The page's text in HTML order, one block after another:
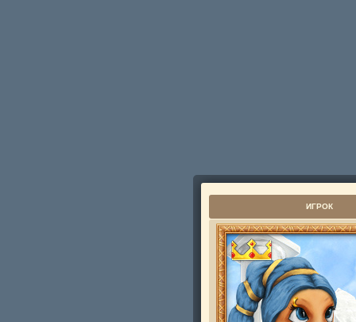
ИГРОК